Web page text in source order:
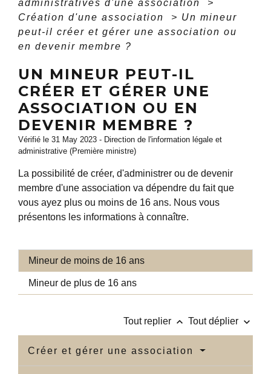
administratives d'une association
>
Création d'une association
> Un mineur
peut-il créer et gérer une association ou
en devenir membre ?
UN MINEUR PEUT-IL
CRÉER ET GÉRER UNE
ASSOCIATION OU EN
DEVENIR MEMBRE ?
Vérifié le 31 May 2023 - Direction de l'information légale et
administrative (Première ministre)
La possibilité de créer, d'administrer ou de devenir
membre d'une association va dépendre du fait que
vous ayez plus ou moins de 16 ans. Nous vous
présentons les informations à connaître.
Mineur de moins de 16 ans
Mineur de plus de 16 ans
Tout replier keyboard_arrow_up Tout déplier keyboard_arrow_down
Créer et gérer une association